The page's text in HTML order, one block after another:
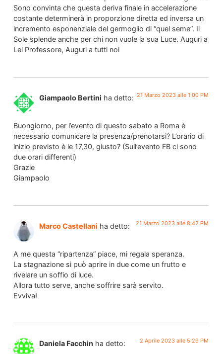
Sono convinta che questa deriva finale in accelerazione
costante determinerà in proporzione diretta ed inversa un
incremento esponenziale del germoglio di “quel seme”. Il
Sole splende anche per chi non vuole la sua Luce. Auguri a
Lei Professore, Auguri a tutti noi
Giampaolo Bertini ha detto: 21 Marzo 2023 alle 1:00 PM
Buongiorno, per l’evento di questo sabato a Roma è
necessario comunicare la presenza/prenotarsi? L’orario di
inizio previsto è le 17,30, giusto? (Sull’evento FB ci sono
due orari differenti)
Grazie
Giampaolo
Marco Castellani ha detto: 21 Marzo 2023 alle 8:42 PM
A me questa “ripartenza” piace, mi regala speranza.
La stagnazione si può aprire in due come un frutto e
rivelare un soffio di luce.
Allora tutto serve, anche soffrire sarà servito.
Evviva!
Daniela Facchin ha detto: 2 Aprile 2023 alle 5:29 PM